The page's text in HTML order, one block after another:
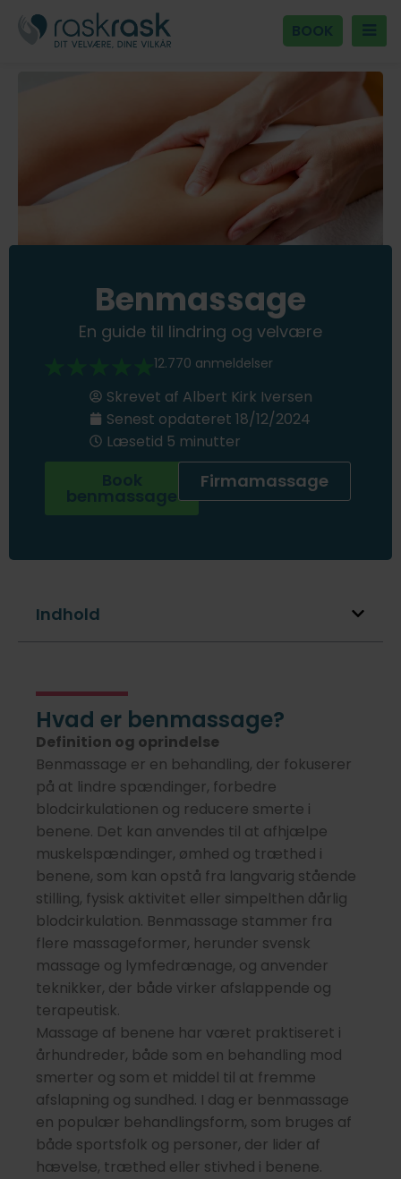
BOOK
Benmassage
En guide til lindring og velvære
12.770 anmeldelser
Skrevet af Albert Kirk Iversen
Senest opdateret 18/12/2024
Læsetid 5 minutter
Book
benmassage
Firmamassage
Indhold
Hvad er benmassage?
Definition og oprindelse
Benmassage er en behandling, der fokuserer
på at lindre spændinger, forbedre
blodcirkulationen og reducere smerte i
benene. Det kan anvendes til at afhjælpe
muskelspændinger, ømhed og træthed i
benene, som kan opstå fra langvarig stående
stilling, fysisk aktivitet eller simpelthen dårlig
blodcirkulation. Benmassage stammer fra
flere massageformer, herunder svensk
massage og lymfedrænage, og anvender
teknikker, der både virker afslappende og
terapeutisk.
Massage af benene har været praktiseret i
århundreder, både som en behandling mod
smerter og som et middel til at fremme
afslapning og sundhed. I dag er benmassage
en populær behandlingsform, som bruges af
både sportsfolk og personer, der lider af
hævelse, træthed eller stivhed i benene.